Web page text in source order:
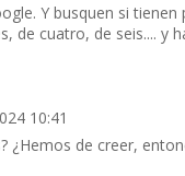
Y busquen si
de cuatro, de seis.... y
10:41
¿Hemos de creer,